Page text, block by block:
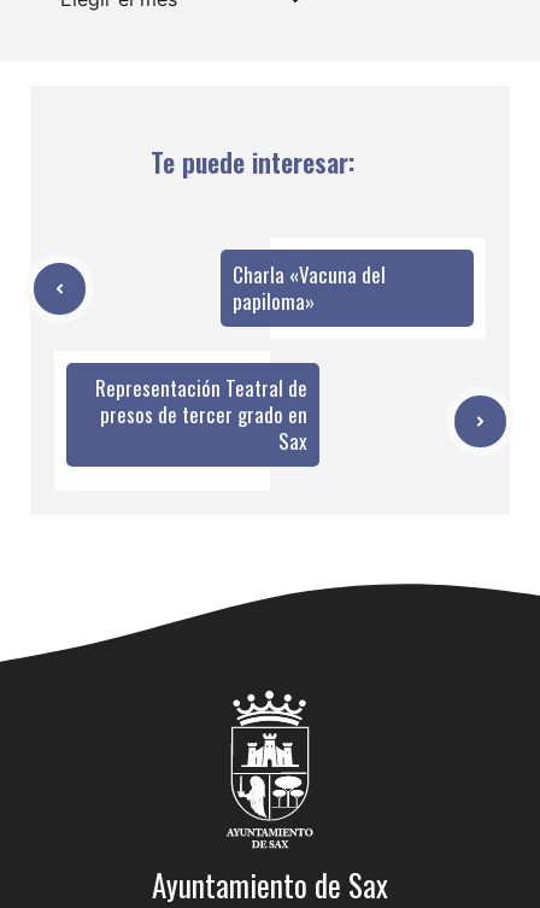
Te puede interesar:
Charla «Vacuna del
papiloma»
Representación Teatral de
presos de tercer grado en
Sax
Ayuntamiento de Sax